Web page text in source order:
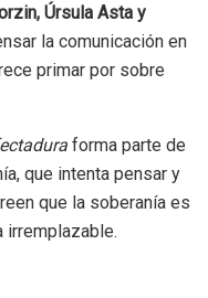
Úrsula Asta y
la comunicación en
primar por sobre
forma parte de
que intenta pensar y
que la soberanía es
irremplazable.